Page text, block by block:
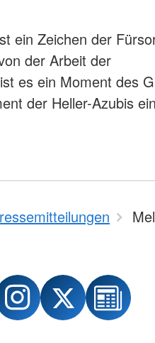
ein Zeichen der
der Arbeit der
es ein Moment des
der Heller-Azubis